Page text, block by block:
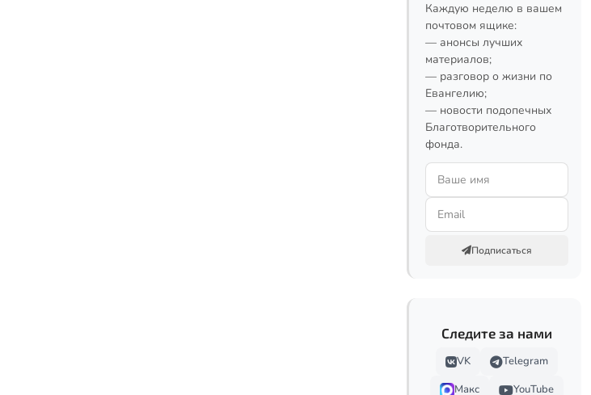
Каждую неделю в вашем
почтовом ящике:
— анонсы лучших
материалов;
— разговор о жизни по
Евангелию;
— новости подопечных
Благотворительного
фонда.
Подписаться
Следите за нами
VK
Telegram
Макс
YouTube